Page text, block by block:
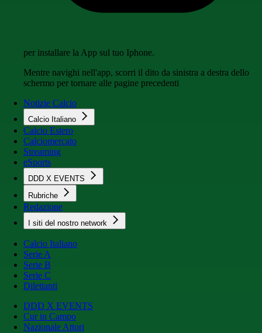
per installare la App sul tuo Iphone.
Mentre navighi nell'app, scorri il dito da sinistra a destra dello
schermo per tornare alle pagine precedenti
Notizie Calcio
Calcio Italiano
Calcio Estero
Calciomercato
Streaming
eSports
DDD X EVENTS
Rubriche
Redazione
I siti del nostro network
Calcio Italiano
Serie A
Serie B
Serie C
Dilettanti
DDD X EVENTS
Cur in Campo
Nazionale Attori